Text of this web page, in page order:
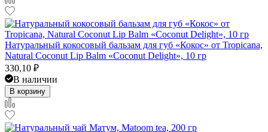
Натуральный кокосовый бальзам для губ «Кокос» от Tropicana,
Natural Coconut Lip Balm «Coconut Delight», 10 гр
330,10 ₽
В наличии
В корзину